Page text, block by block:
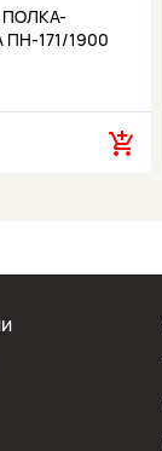
ПОЛКА-
171/1900